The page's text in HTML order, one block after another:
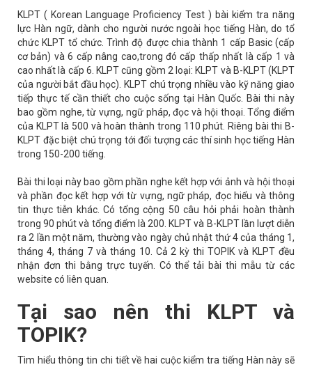
KLPT ( Korean Language Proficiency Test ) bài kiểm tra năng
lực Hàn ngữ, dành cho người nước ngoài học tiếng Hàn, do tổ
chức KLPT tổ chức. Trình độ được chia thành 1 cấp Basic (cấp
cơ bản) và 6 cấp nâng cao,trong đó cấp thấp nhất là cấp 1 và
cao nhất là cấp 6. KLPT cũng gồm 2 loại: KLPT và B-KLPT (KLPT
của người bắt đầu học). KLPT chú trọng nhiều vào kỹ năng giao
tiếp thực tế cần thiết cho cuộc sống tại Hàn Quốc. Bài thi này
bao gồm nghe, từ vựng, ngữ pháp, đọc và hội thoại. Tổng điểm
của KLPT là 500 và hoàn thành trong 110 phút. Riêng bài thi B-
KLPT đặc biệt chú trọng tới đối tượng các thí sinh học tiếng Hàn
trong 150-200 tiếng.
Bài thi loại này bao gồm phần nghe kết hợp với ảnh và hội thoại
và phần đọc kết hợp với từ vựng, ngữ pháp, đọc hiểu và thông
tin thực tiễn khác. Có tổng cộng 50 câu hỏi phải hoàn thành
trong 90 phút và tổng điểm là 200. KLPT và B-KLPT lần lượt diễn
ra 2 lần một năm, thường vào ngày chủ nhật thứ 4 của tháng 1,
tháng 4, tháng 7 và tháng 10. Cả 2 kỳ thi TOPIK và KLPT đều
nhận đơn thi bằng trực tuyến. Có thể tải bài thi mẫu từ các
website có liên quan.
Tại sao nên thi KLPT và
TOPIK?
Tìm hiểu thông tin chi tiết về hai cuộc kiểm tra tiếng Hàn này sẽ